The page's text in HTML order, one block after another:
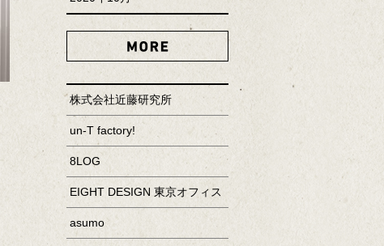
MORE
株式会社近藤研究所
un-T factory!
8LOG
EIGHT DESIGN 東京オフィス
asumo